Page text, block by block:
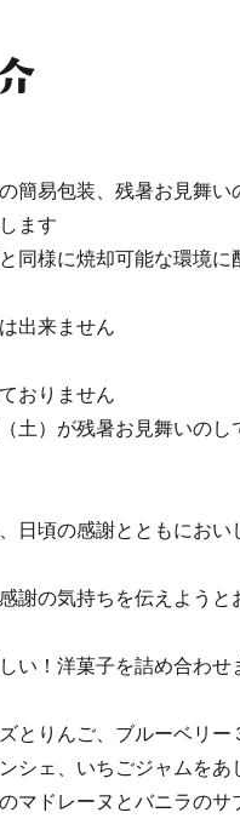
簡易包装、残暑お見舞い
ます
同様に焼却可能な環境に
出来ません
おりません
土）が残暑お見舞いのし
日頃の感謝とともにおい
謝の気持ちを伝えようと
！洋菓子を詰め合わせ
とりんご、ブルーベリー
シェ、いちごジャムをあ
マドレーヌとバニラのサ